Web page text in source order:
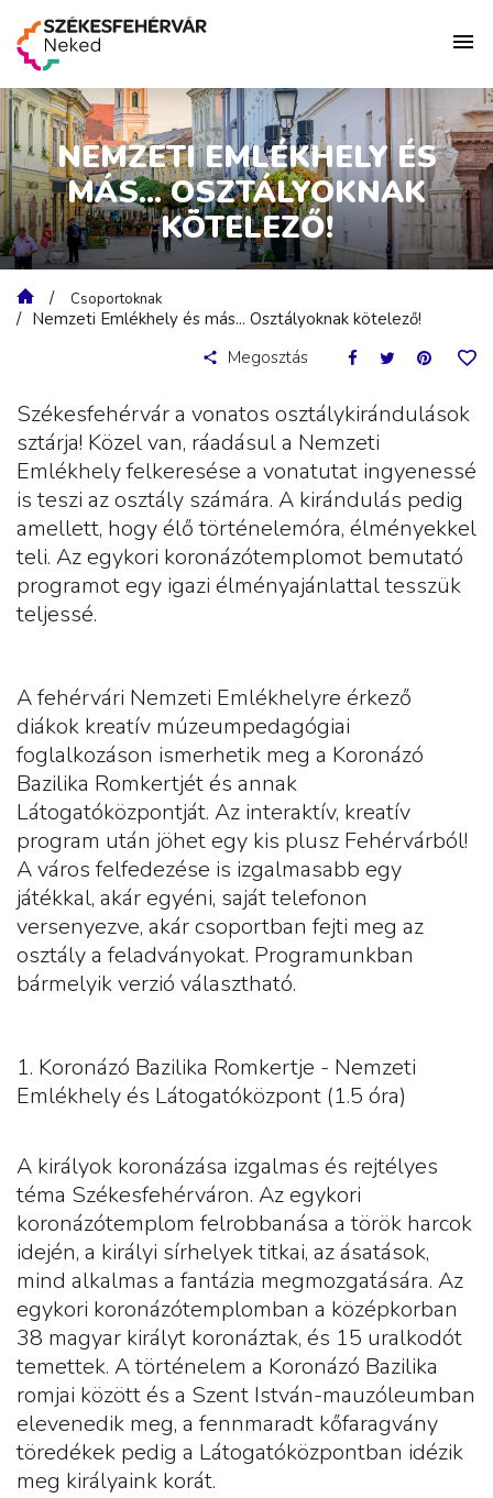
NEMZETI EMLÉKHELY ÉS
MÁS... OSZTÁLYOKNAK
KÖTELEZŐ!
Csoportoknak
Nemzeti Emlékhely és más... Osztályoknak kötelező!
Megosztás
Székesfehérvár a vonatos osztálykirándulások
sztárja! Közel van, ráadásul a Nemzeti
Emlékhely felkeresése a vonatutat ingyenessé
is teszi az osztály számára. A kirándulás pedig
amellett, hogy élő történelemóra, élményekkel
teli. Az egykori koronázótemplomot bemutató
programot egy igazi élményajánlattal tesszük
teljessé.
A fehérvári Nemzeti Emlékhelyre érkező
diákok kreatív múzeumpedagógiai
foglalkozáson ismerhetik meg a Koronázó
Bazilika Romkertjét és annak
Látogatóközpontját. Az interaktív, kreatív
program után jöhet egy kis plusz Fehérvárból!
A város felfedezése is izgalmasabb egy
játékkal, akár egyéni, saját telefonon
versenyezve, akár csoportban fejti meg az
osztály a feladványokat. Programunkban
bármelyik verzió választható.
1. Koronázó Bazilika Romkertje - Nemzeti
Emlékhely és Látogatóközpont (1.5 óra)
A királyok koronázása izgalmas és rejtélyes
téma Székesfehérváron. Az egykori
koronázótemplom felrobbanása a török harcok
idején, a királyi sírhelyek titkai, az ásatások,
mind alkalmas a fantázia megmozgatására. Az
egykori koronázótemplomban a középkorban
38 magyar királyt koronáztak, és 15 uralkodót
temettek. A történelem a Koronázó Bazilika
romjai között és a Szent István-mauzóleumban
elevenedik meg, a fennmaradt kőfaragvány
töredékek pedig a Látogatóközpontban idézik
meg királyaink korát.